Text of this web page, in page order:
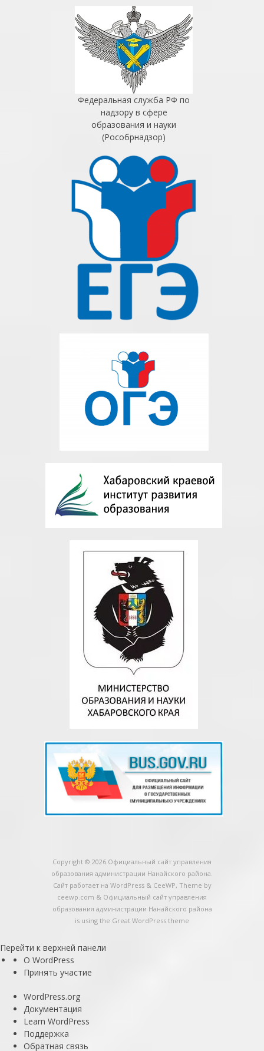
Федеральная служба РФ по
надзору в сфере
образования и науки
(Рособрнадзор)
Copyright © 2026 Официальный сайт управления
образования администрации Нанайского района.
Сайт работает на WordPress& CeeWP, Theme by
ceewp.com & Официальный сайт управления
образования администрации Нанайского района
is using the Great WordPress theme
Перейти к верхней панели
О
WordPress
О WordPress
Принять участие
WordPress.org
Документация
Learn WordPress
Поддержка
Обратная связь